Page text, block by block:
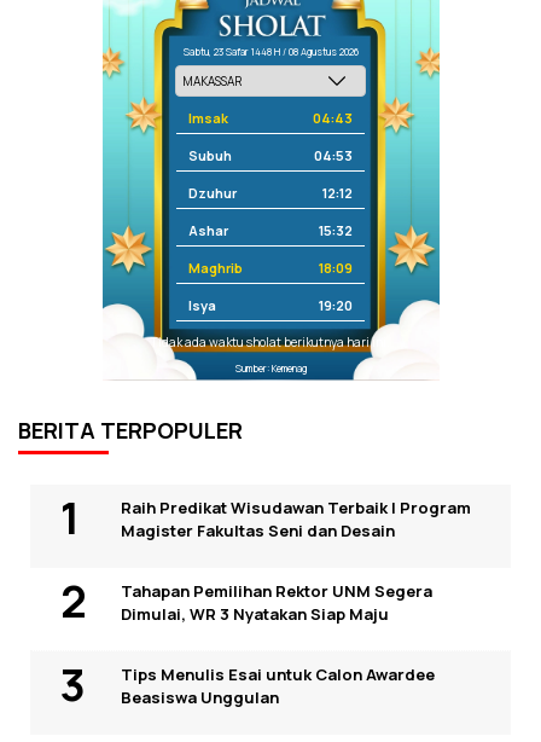
Sabtu, 23 Safar 1448 H / 08 Agustus 2026
Imsak 04:43
Subuh 04:53
Dzuhur 12:12
Ashar 15:32
Maghrib 18:09
Isya 19:20
Tidak ada waktu sholat berikutnya hari ini.
Sumber: Kemenag
BERITA TERPOPULER
Raih Predikat Wisudawan Terbaik I Program
Magister Fakultas Seni dan Desain
Tahapan Pemilihan Rektor UNM Segera
Dimulai, WR 3 Nyatakan Siap Maju
Tips Menulis Esai untuk Calon Awardee
Beasiswa Unggulan